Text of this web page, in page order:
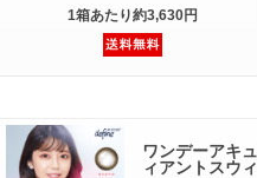
1箱あたり約3,630円
ワンデーアキ
ィアントスウ